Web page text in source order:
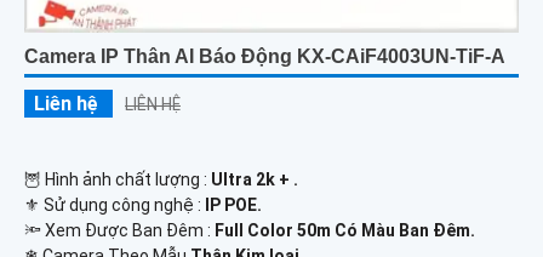
Camera IP Thân AI Báo Động KX-CAiF4003UN-TiF-A
Liên hệ LIÊN HỆ
🦉 Hình ảnh chất lượng : Ultra 2k + .
⚜️ Sử dụng công nghệ :
IP POE.
🔦 Xem Được Ban Đêm : Full Color 50m Có Màu Ban Ðêm.